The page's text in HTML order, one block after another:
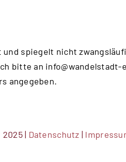
spiegelt nicht
bitte an info@wandelstadt-
angegeben.
| Datenschutz |